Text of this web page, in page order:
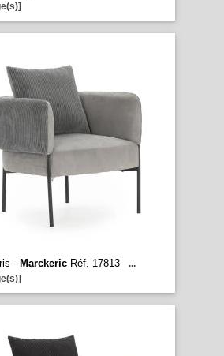
- MarckericRéf. 17813
...